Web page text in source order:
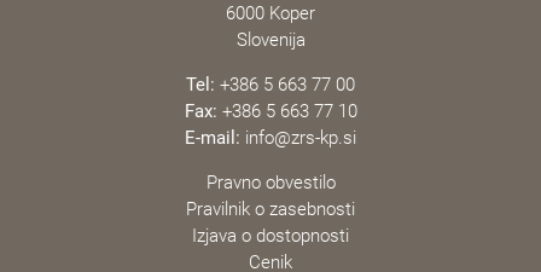
6000 Koper
Slovenija
Tel: +386 5 663 77 00
Fax: +386 5 663 77 10
E-mail: info@zrs-kp.si
Pravno obvestilo
Pravilnik o zasebnosti
Izjava o dostopnosti
Cenik